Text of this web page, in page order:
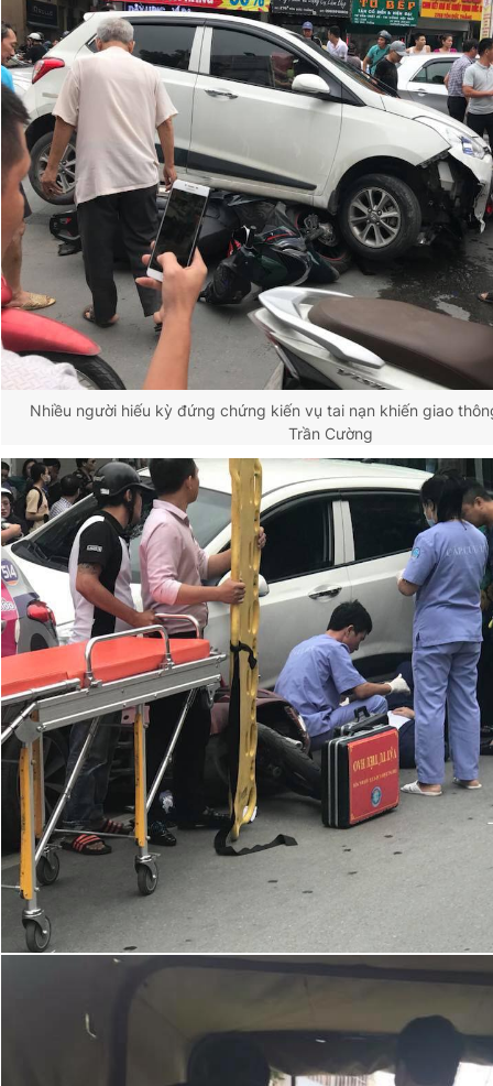
Nhiều người hiếu kỳ đứng chứng kiến vụ tai nạn khiến giao
Trần Cường